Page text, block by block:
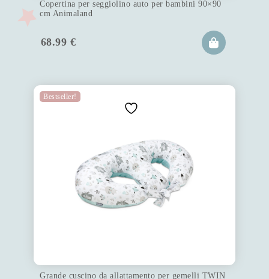
Copertina per seggiolino auto per bambini 90×90
cm Animaland
68.99 €
Bestseller!
Grande cuscino da allattamento per gemelli TWIN